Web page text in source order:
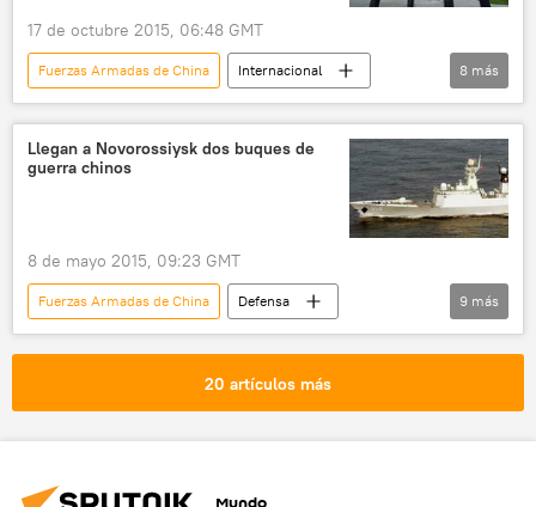
17 de octubre 2015, 06:48 GMT
Fuerzas Armadas de China
Internacional
Rusia
China
Anatoli Antónov
Ministerio de Defensa de Rusia
Fuerzas Armadas de Rusia
8 más
Llegan a Novorossiysk dos buques de
guerra chinos
8 de mayo 2015, 09:23 GMT
Fuerzas Armadas de China
Defensa
70º aniversario de la Victoria sobre el nazismo
Novorossiisk
Fuerzas Armadas de Rusia
Weifang (patrullero)
Lin Yi (patrullero)
9 más
20 artículos más
Mundo